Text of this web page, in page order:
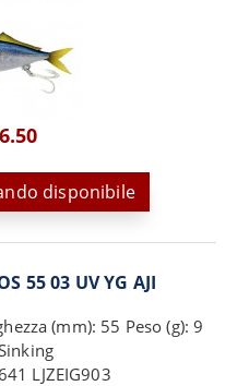
disponibile
55 03 UV YG AJI
(mm): 55 Peso (g): 9
LJZEIG903